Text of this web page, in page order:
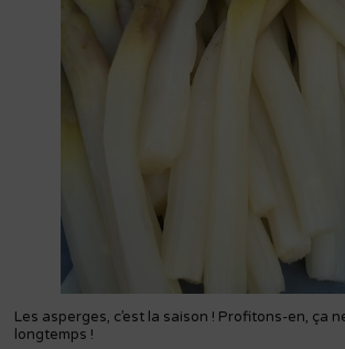
Les asperges, c’est la saison ! Profitons-en, ça
longtemps !